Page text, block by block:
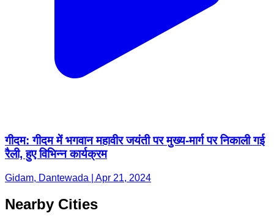
गीदम: गीदम में भगवान महावीर जयंती पर मुख्य-मार्ग पर निकाली गई
रैली, हुए विभिन्न कार्यक्रम
Gidam, Dantewada | Apr 21, 2024
Nearby Cities